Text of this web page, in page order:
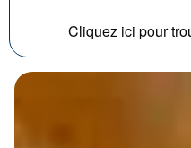
Cliquez ici pour